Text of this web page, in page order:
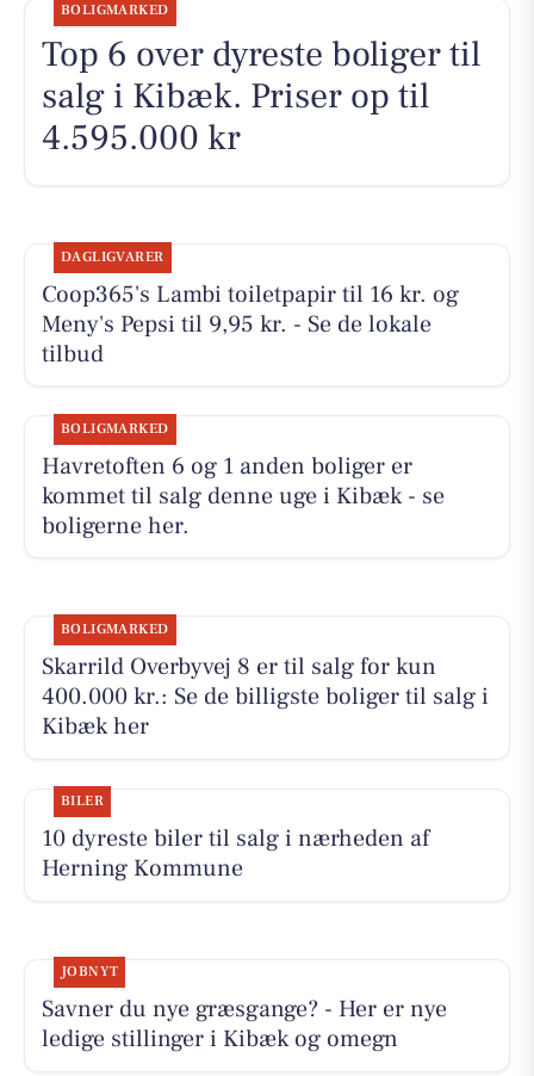
BOLIGMARKED
Top 6 over dyreste boliger til
salg i Kibæk. Priser op til
4.595.000 kr
DAGLIGVARER
Coop365's Lambi toiletpapir til 16 kr. og
Meny's Pepsi til 9,95 kr. - Se de lokale
tilbud
BOLIGMARKED
Havretoften 6 og 1 anden boliger er
kommet til salg denne uge i Kibæk - se
boligerne her.
BOLIGMARKED
Skarrild Overbyvej 8 er til salg for kun
400.000 kr.: Se de billigste boliger til salg i
Kibæk her
BILER
10 dyreste biler til salg i nærheden af
Herning Kommune
JOBNYT
Savner du nye græsgange? - Her er nye
ledige stillinger i Kibæk og omegn